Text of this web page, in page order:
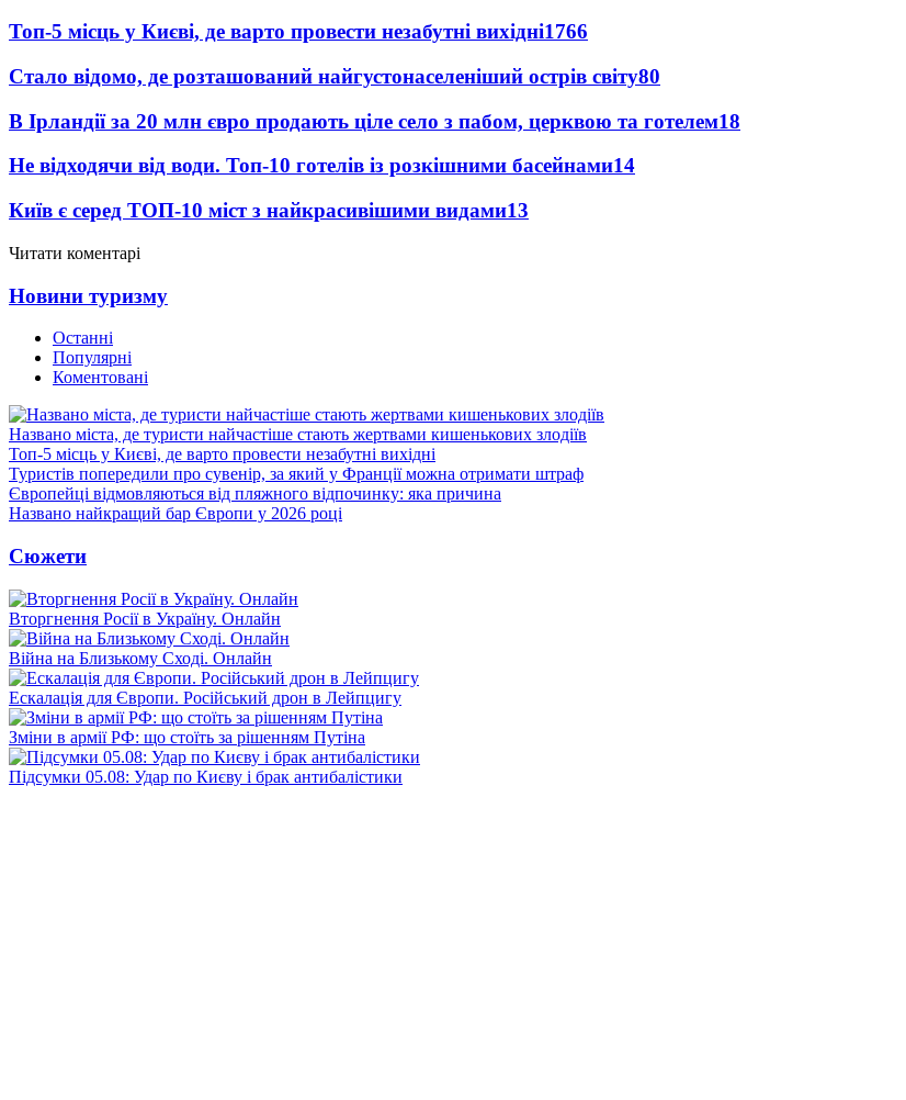
Топ-5 місць у Києві, де варто провести незабутні вихідні1766
Стало відомо, де розташований найгустонаселеніший острів світу80
В Ірландії за 20 млн євро продають ціле село з пабом, церквою та готелем18
Не відходячи від води. Топ-10 готелів із розкішними басейнами14
Київ є серед ТОП-10 міст з найкрасивішими видами13
Читати коментарі
Новини туризму
Останні
Популярні
Коментовані
Названо міста, де туристи найчастіше стають жертвами кишенькових злодіїв
Топ-5 місць у Києві, де варто провести незабутні вихідні
Туристів попередили про сувенір, за який у Франції можна отримати штраф
Європейці відмовляються від пляжного відпочинку: яка причина
Названо найкращий бар Європи у 2026 році
Сюжети
Вторгнення Росії в Україну. Онлайн
Війна на Близькому Сході. Онлайн
Ескалація для Європи. Російський дрон в Лейпцигу
Зміни в армії РФ: що стоїть за рішенням Путіна
Підсумки 05.08: Удар по Києву і брак антибалістики